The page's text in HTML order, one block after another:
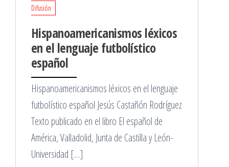
Difusión
Hispanoamericanismos léxicos
en el lenguaje futbolístico
español
Hispanoamericanismos léxicos en el lenguaje
futbolístico español Jesús Castañón Rodríguez
Texto publicado en el libro El español de
América, Valladolid, Junta de Castilla y León-
Universidad […]